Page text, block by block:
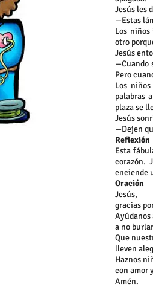
Jesús les
—Estas
Los
otro
Jesús
—Cuando
Pero
Los
palabras
plaza se
Jesús
—Dejen
Reflexión
Esta
corazón.
enciende
Oración
Jesús,
gracias
Ayúdanos
a no
Que
lleven
Haznos
con amor
Amén.